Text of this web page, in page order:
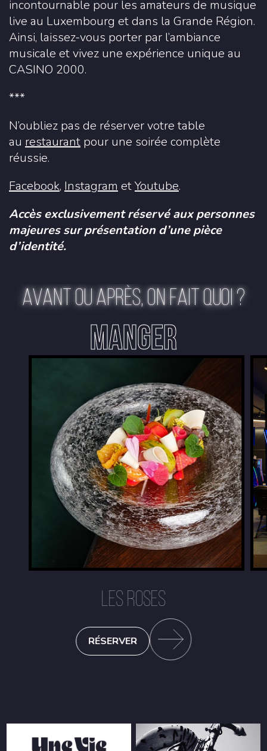
incontournable pour les amateurs de musique
live au Luxembourg et dans la Grande Région.
Ainsi, laissez-vous porter par l’ambiance
musicale et vivez une expérience unique au
CASINO 2000.
***
N’oubliez pas de réserver votre table
au restaurant pour une soirée complète
réussie.
Facebook, Instagram etYoutube.
Accès exclusivement réservé aux personnes
majeures sur présentation d’une pièce
d’identité.
AVANT OU APRÈS, ON FAIT QUOI ?
MANGER
LES ROSES
RÉSERVER